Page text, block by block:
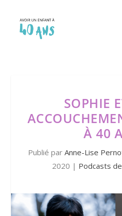
SOPHIE
À 40
Publié par Anne-Lise
2020 | Podcasts